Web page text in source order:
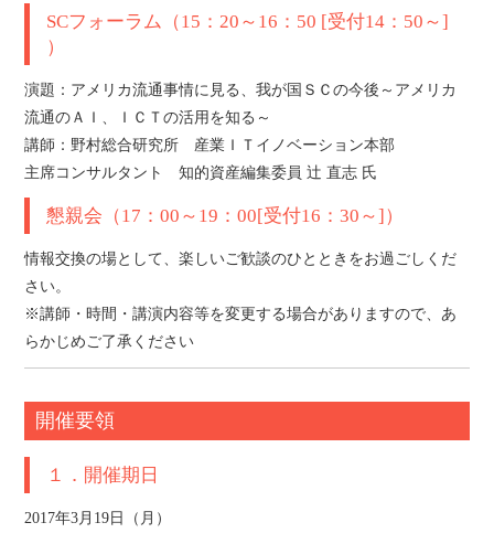
SCフォーラム（15：20～16：50 [受付14：50～]
）
演題：アメリカ流通事情に見る、我が国ＳＣの今後～アメリカ
流通のＡＩ、ＩＣＴの活用を知る～
講師：野村総合研究所 産業ＩＴイノベーション本部
主席コンサルタント 知的資産編集委員 辻 直志 氏
懇親会（17：00～19：00[受付16：30～]）
情報交換の場として、楽しいご歓談のひとときをお過ごしくだ
さい。
※講師・時間・講演内容等を変更する場合がありますので、あ
らかじめご了承ください
開催要領
１．開催期日
2017年3月19日（月）